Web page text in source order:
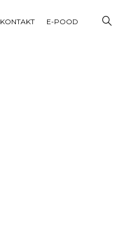
KONTAKT E-POOD